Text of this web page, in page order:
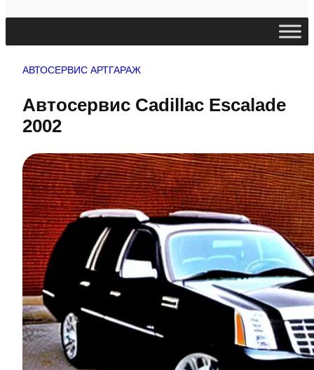
АВТОСЕРВИС АРТГАРАЖ
Автосервис Cadillac Escalade
2002